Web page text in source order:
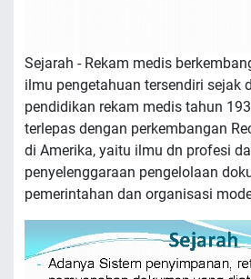
Sejarah - Rekam medis
ilmu pengetahuan tersendiri sejak
pendidikan rekam medis tahun
terlepas dengan perkembangan
di Amerika, yaitu ilmu dn profesi
penyelenggaraan pengelolaan
pemerintahan dan organisasi